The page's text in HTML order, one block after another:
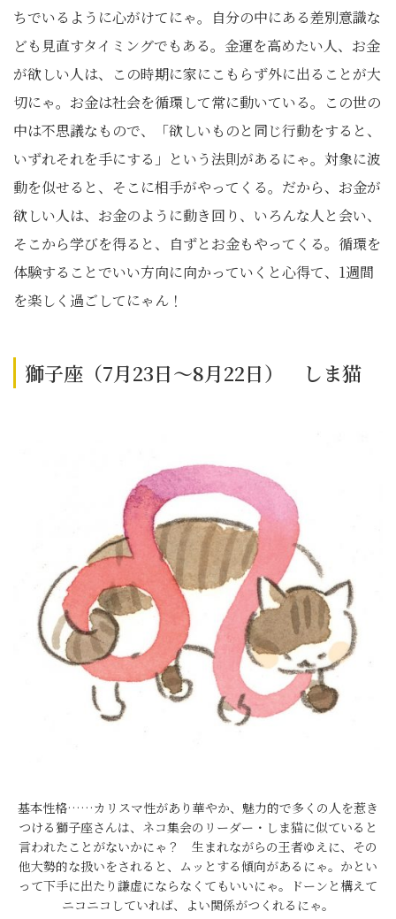
ちでいるように心がけてにゃ。自分の中にある差別意識な
ども見直すタイミングでもある。金運を高めたい人、お金
が欲しい人は、この時期に家にこもらず外に出ることが大
切にゃ。お金は社会を循環して常に動いている。この世の
中は不思議なもので、「欲しいものと同じ行動をすると、
いずれそれを手にする」という法則があるにゃ。対象に波
動を似せると、そこに相手がやってくる。だから、お金が
欲しい人は、お金のように動き回り、いろんな人と会い、
そこから学びを得ると、自ずとお金もやってくる。循環を
体験することでいい方向に向かっていくと心得て、1週間
を楽しく過ごしてにゃん！
獅子座（7月23日～8月22日） しま猫
基本性格……カリスマ性があり華やか、魅力的で多くの人を惹き
つける獅子座さんは、ネコ集会のリーダー・しま猫に似ていると
言われたことがないかにゃ？ 生まれながらの王者ゆえに、その
他大勢的な扱いをされると、ムッとする傾向があるにゃ。かとい
って下手に出たり謙虚にならなくてもいいにゃ。ドーンと構えて
ニコニコしていれば、よい関係がつくれるにゃ。